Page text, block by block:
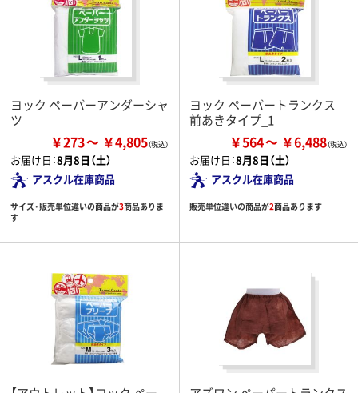
ヨック ペーパーアンダーシャ
ツ
￥273 ￥4,805
お届け日：8月8日（土）
アスクル在庫商品
サイズ・販売単位違いの商品が3商品ありま
す
ヨック ペーパートランクス
前あきタイプ_1
￥564 ￥6,488
お届け日：8月8日（土）
アスクル在庫商品
販売単位違いの商品が2商品あります